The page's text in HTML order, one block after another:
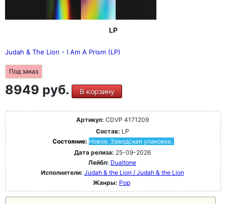
LP
Judah & The Lion - I Am A Prism (LP)
Под заказ
8949 руб. В корзину
Артикул: CDVP 4171209
Состав: LP
Состояние: Новое. Заводская упаковка.
Дата релиза: 25-09-2026
Лейбл: Dualtone
Исполнители: Judah & the Lion / Judah & the Lion
Жанры: Pop